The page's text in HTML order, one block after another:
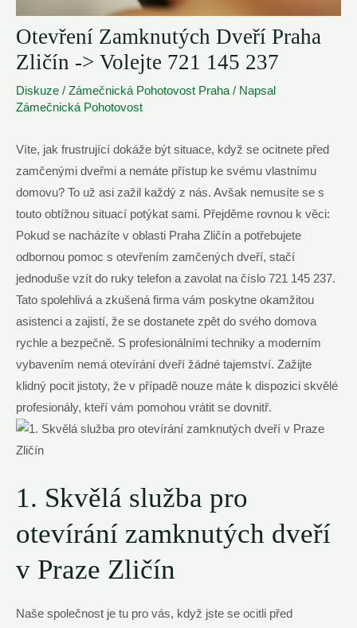
Otevření Zamknutých Dveří Praha
Zličín -> Volejte 721 145 237
Diskuze / Zámečnická Pohotovost Praha / Napsal
Zámečnická Pohotovost
Víte, jak frustrující dokáže být situace, když se ocitnete před
zamčenými dveřmi a nemáte přístup ke svému vlastnímu
domovu? To už asi zažil každý z nás. Avšak nemusíte se s
touto obtížnou situací potýkat sami. Přejděme rovnou k věci:
Pokud se nacházíte v oblasti Praha Zličín a potřebujete
odbornou pomoc s otevřením zamčených dveří, stačí
jednoduše vzít do ruky telefon a zavolat na číslo 721 145 237.
Tato spolehlivá a zkušená firma vám poskytne okamžitou
asistenci a zajistí, že se dostanete zpět do svého domova
rychle a bezpečně. S profesionálními techniky a moderním
vybavením nemá otevírání dveří žádné tajemství. Zažijte
klidný pocit jistoty, že v případě nouze máte k dispozici skvělé
profesionály, kteří vám pomohou vrátit se dovnitř.
1. Skvělá služba pro
otevírání zamknutých dveří
v Praze Zličín
Naše společnost je tu pro vás, když jste se ocitli před